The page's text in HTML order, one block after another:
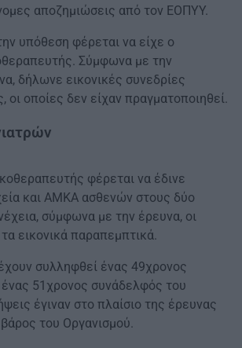
αποζημιώσεις από τον ΕΟΠΥΥ.
υπόθεση φέρεται να είχε ο
Σύμφωνα με την
δήλωνε εικονικές συνεδρίες
οι οποίες δεν είχαν πραγματοποιηθεί.
φέρεται να έδινε
και ΑΜΚΑ ασθενών στους δύο
σύμφωνα με την έρευνα, οι
τα εικονικά παραπεμπτικά.
συλληφθεί ένας 49χρονος
ένας 51χρονος συνάδελφός του
έγιναν στο πλαίσιο της έρευνας
του Οργανισμού.